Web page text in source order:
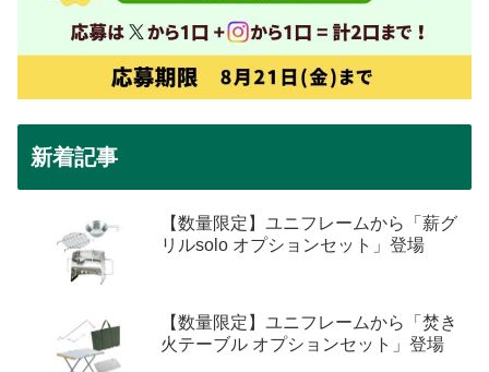
新着記事
【数量限定】ユニフレームから「薪グ
リルsolo オプションセット」登場
【数量限定】ユニフレームから「焚き
火テーブル オプションセット」登場